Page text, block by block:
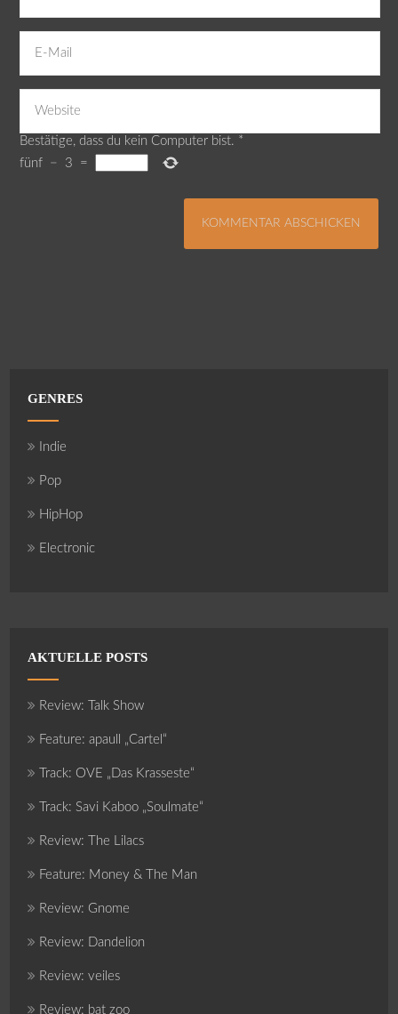
Bestätige, dass du kein Computer bist. *
fünf
− 3 =
GENRES
Indie
Pop
HipHop
Electronic
AKTUELLE POSTS
Review: Talk Show
Feature: apaull „Cartel“
Track: OVE „Das Krasseste“
Track: Savi Kaboo „Soulmate“
Review: The Lilacs
Feature: Money & The Man
Review: Gnome
Review: Dandelion
Review: veiles
Review: bat zoo